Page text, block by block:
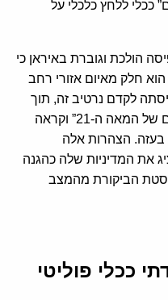
ככלי ללחץ כלכלי על
הולכת וגוברת באיראן כי
חלק מאיום אזורי רחב
לקדם נרטיב זה, תוך
תיאור ישראל כמי שמבצעת “נאציזם של המאה ה-21” וקראה
בעזה. הצהרות אלה
את המדיניות שלה כהגנה
הביקורת מהמצב
ככלי פוליטי